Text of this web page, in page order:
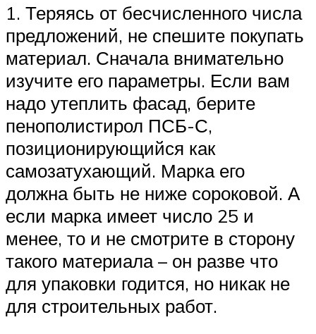
1. Теряясь от бесчисленного числа
предложений, не спешите покупать
материал. Сначала внимательно
изучите его параметры. Если вам
надо утеплить фасад, берите
пенополистирол ПСБ-С,
позиционирующийся как
самозатухающий. Марка его
должна быть не ниже сороковой. А
если марка имеет число 25 и
менее, то и не смотрите в сторону
такого материала – он разве что
для упаковки годится, но никак не
для строительных работ.